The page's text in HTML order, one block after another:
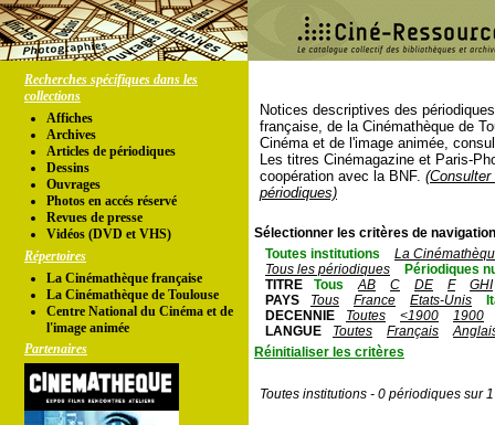
Recherches spécifiques dans les
collections
Affiches
Archives
Articles de périodiques
Dessins
Ouvrages
Photos en accés réservé
Revues de presse
Vidéos (DVD et VHS)
Répertoires
La Cinémathèque française
La Cinémathèque de Toulouse
Centre National du Cinéma et de
l'image animée
Partenaires
Notices descriptives des
française, de la Cinémathèque de
Cinéma et de l'image animée,
Les titres Cinémagazine et Paris-
coopération avec la BNF.
périodiques)
Sélectionner les critères de
Toutes institutions
La
Tous les périodiques
Périodiques
TITRE
Tous AB C DE F
GHI
PAYS
Tous France Etats-Unis
DECENNIE
Toutes <1900
1900
LANGUE
Toutes Français
Réinitialiser les critères
Toutes institutions - 0 périodiques sur